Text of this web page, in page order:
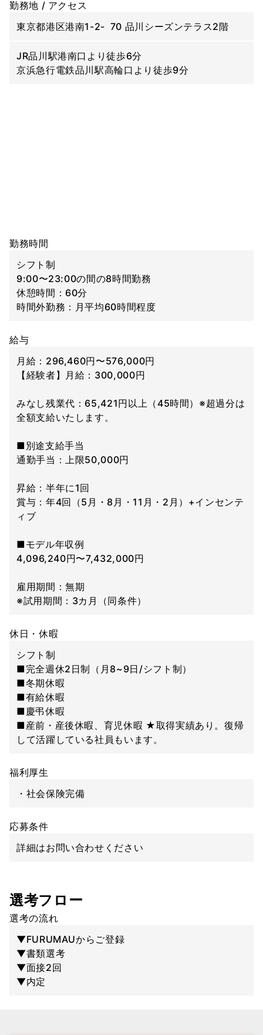
勤務地 / アクセス
東京都港区港南1-2- 70 品川シーズンテラス2階
JR品川駅港南口より徒歩6分
京浜急行電鉄品川駅高輪口より徒歩9分
勤務時間
シフト制
9:00〜23:00の間の8時間勤務
休憩時間：60分
時間外勤務：月平均60時間程度
給与
月給：296,460円〜576,000円
【経験者】月給：300,000円
みなし残業代：65,421円以上（45時間）※超過分は
全額支給いたします。
■別途支給手当
通勤手当：上限50,000円
昇給：半年に1回
賞与：年4回（5月・8月・11月・2月）+インセンテ
ィブ
■モデル年収例
4,096,240円〜7,432,000円
雇用期間：無期
※試用期間：3カ月（同条件）
休日・休暇
シフト制
■完全週休2日制（月8~9日/シフト制）
■冬期休暇
■有給休暇
■慶弔休暇
■産前・産後休暇、育児休暇 ★取得実績あり。復帰
して活躍している社員もいます。
福利厚生
・社会保険完備
応募条件
詳細はお問い合わせください
選考フロー
選考の流れ
▼FURUMAUからご登録
▼書類選考
▼面接2回
▼内定